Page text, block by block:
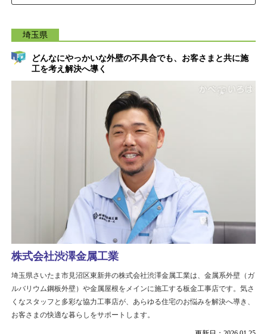
埼玉県
どんなにやっかいな外壁の不具合でも、お客さまと共に施
工を考え解決へ導く
株式会社渋澤金属工業
埼玉県さいたま市見沼区東新井の株式会社渋澤金属工業は、金属系外壁（ガ
ルバリウム鋼板外壁）や金属屋根をメインに施工する板金工事店です。気さ
くなスタッフと多彩な協力工事店が、あらゆる住宅のお悩みを解決へ導き、
お客さまの快適な暮らしをサポートします。